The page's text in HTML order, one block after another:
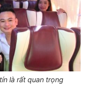
là rất quan trọng